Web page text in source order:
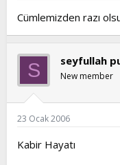
Cümlemizden razı
S seyfullah
New member
23 Ocak 2006
Kabir Hayatı